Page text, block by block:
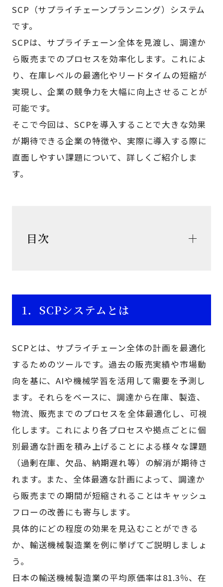
SCP（サプライチェーンプランニング）システム
です。
SCPは、サプライチェーン全体を見渡し、調達か
ら販売までのプロセスを効率化します。これによ
り、在庫レベルの最適化やリードタイムの短縮が
実現し、企業の競争力を大幅に向上させることが
可能です。
そこで今回は、SCPを導入することで大きな効果
が期待できる企業の特徴や、実際に導入する際に
直面しやすい課題について、詳しくご紹介しま
す。
目次
1．SCPシステムとは
SCPとは、サプライチェーン全体の計画を最適化
するためのツールです。過去の販売実績や市場動
向を基に、AIや機械学習を活用して需要を予測し
ます。それらをベースに、調達から在庫、製造、
物流、販売までのプロセスを全体最適化し、可視
化します。これにより各プロセスや拠点ごとに個
別最適な計画を積み上げることによる様々な課題
（過剰在庫、欠品、納期遅れ等）の解消が期待さ
れます。また、全体最適な計画によって、調達か
ら販売までの期間が短縮されることはキャッシュ
フローの改善にも寄与します。
具体的にどの程度の効果を見込むことができる
か、輸送機械製造業を例に挙げてご説明しましょ
う。
日本の輸送機械製造業の平均原価率は81.3％、在